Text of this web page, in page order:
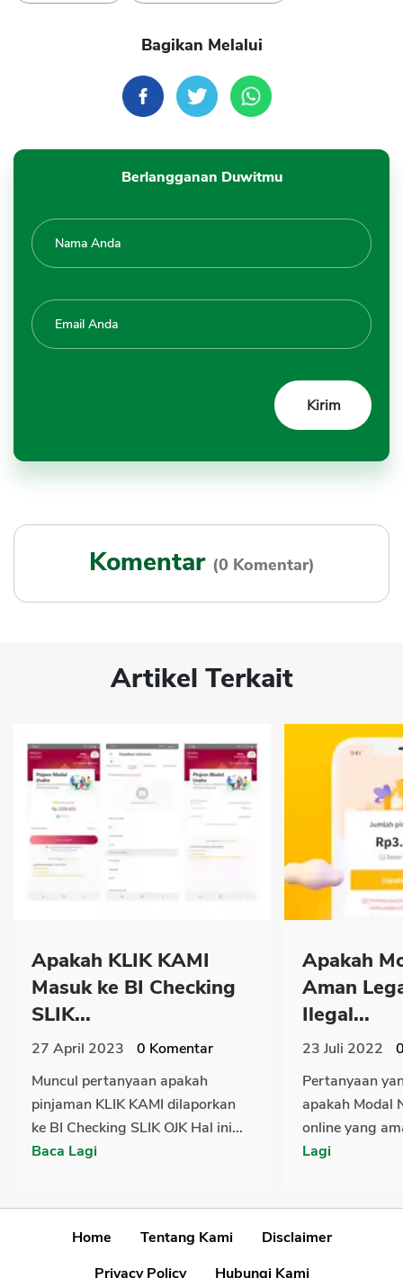
Bagikan Melalui
Berlangganan Duwitmu
Komentar (0 Komentar)
Artikel Terkait
Apakah KLIK KAMI
Masuk ke BI Checking
SLIK...
27 April 2023 0 Komentar
Muncul pertanyaan apakah
pinjaman KLIK KAMI dilaporkan
ke BI Checking SLIK OJK Hal ini...
Baca Lagi
Apakah
Aman
Ilegal...
23 Juli 2022
Pertanyaan
apakah Modal
online yang
Lagi
Home Tentang Kami
Disclaimer
Privacy Policy
Hubungi Kami